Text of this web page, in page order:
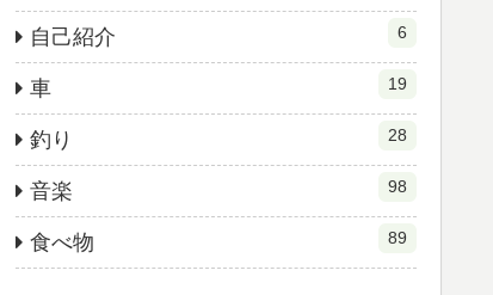
自己紹介 6
車 19
釣り 28
音楽 98
食べ物 89